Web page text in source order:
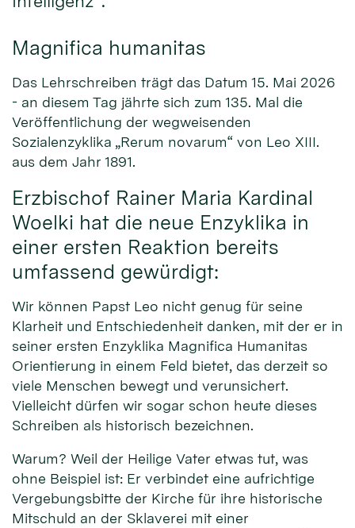
Magnifica humanitas
Das Lehrschreiben trägt das Datum 15. Mai 2026
- an diesem Tag jährte sich zum 135. Mal die
Veröffentlichung der wegweisenden
Sozialenzyklika „Rerum novarum“ von Leo XIII.
aus dem Jahr 1891.
Erzbischof Rainer Maria Kardinal
Woelki hat die neue Enzyklika in
einer ersten Reaktion bereits
umfassend gewürdigt:
Wir können Papst Leo nicht genug für seine
Klarheit und Entschiedenheit danken, mit der er in
seiner ersten Enzyklika Magnifica Humanitas
Orientierung in einem Feld bietet, das derzeit so
viele Menschen bewegt und verunsichert.
Vielleicht dürfen wir sogar schon heute dieses
Schreiben als historisch bezeichnen.
Warum? Weil der Heilige Vater etwas tut, was
ohne Beispiel ist: Er verbindet eine aufrichtige
Vergebungsbitte der Kirche für ihre historische
Mitschuld an der Sklaverei mit einer